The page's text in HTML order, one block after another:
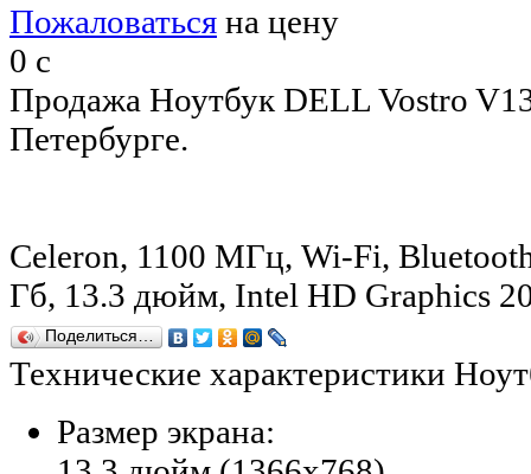
Пожаловаться на цену
0 c
Продажа Ноутбук DELL Vostro
Петербурге.
Celeron, 1100 МГц, Wi-Fi,
Гб, 13.3 дюйм, Intel HD Graphics
Поделиться…
Технические характеристики
Размер экрана: